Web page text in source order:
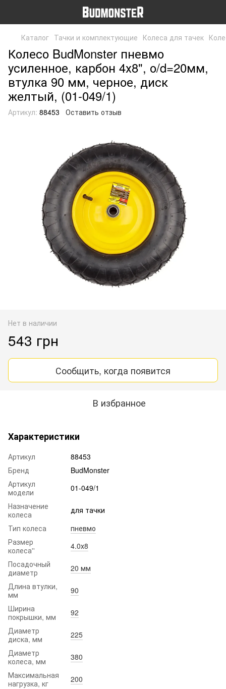
Каталог Тачки и комплектующие Колеса для тачек
Колесо BudMonster пневмо
усиленное, карбон 4х8", о/d=20мм,
втулка 90 мм, черное, диск
желтый, (01-049/1)
Артикул: 88453 Оставить отзыв
Нет в наличии
543 грн
Сообщить, когда появится
В избранное
Характеристики
Артикул
88453
Бренд
BudMonster
Артикул
модели
01-049/1
Назначение
колеса
для тачки
Тип колеса
пневмо
Размер
колеса''
4.0х8
Посадочный
диаметр
20 мм
Длина втулки,
мм
90
Ширина
покрышки, мм
92
Диаметр
диска, мм
225
Диаметр
колеса, мм
380
Максимальная
нагрузка, кг
200